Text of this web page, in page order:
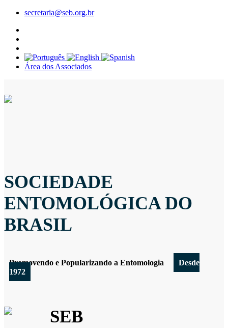
secretaria@seb.org.br
Área dos Associados
SOCIEDADE
ENTOMOLÓGICA DO
BRASIL
Promovendo e Popularizando a Entomologia
Desde
1972
SEB